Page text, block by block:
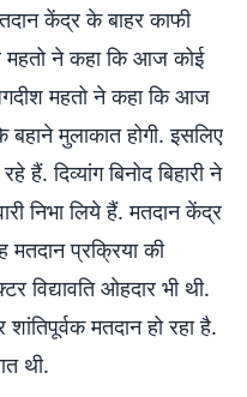
केंद्र के बाहर काफी
महतो ने कहा कि आज कोई
महतो ने कहा कि आज
मुलाकात होगी. इसलिए
दिव्यांग बिनोद बिहारी ने
निभा लिये हैं. मतदान केंद्र
प्रक्रिया की
ओहदार भी थी.
मतदान हो रहा है.
थी.